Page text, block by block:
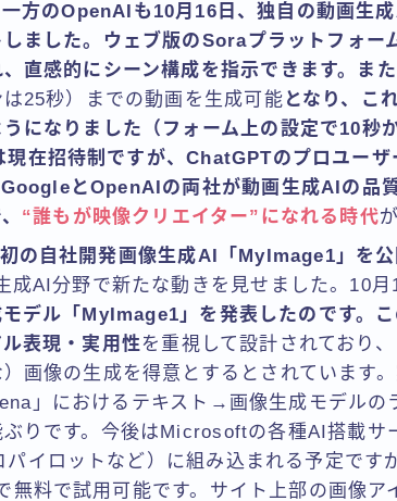
一方のOpenAIも10月16日、独自の動画生
しました。ウェブ版のSoraプラットフォー
直感的にシーン構成を指示できます。また
は25秒）までの動画を生成可能 となり、こ
になりました（フォーム上の設定で10秒
在招待制ですが、ChatGPTのプロユーザ
GoogleとOpenAIの両社が動画生成AIの品
“誰もが映像クリエイター”になれる時代
の自社開発画像生成AI「MyImage1」を公
成AI分野で新たな動きを見せました。10月
モデル「MyImage1」を発表したのです。
表現・実用性を重視して設計されており
画像の生成を得意とするとされています
」におけるテキスト→画像生成モデルの
ぶりです。今後はMicrosoftの各種AI搭載サ
イロットなど）に組み込まれる予定です
無料で試用可能です。サイト上部の画像